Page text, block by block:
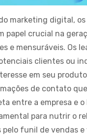
marketing digital,
papel crucial na
e mensuráveis. Os
clientes ou
em seu
de contato
entre a empresa e o
para nutrir o
pelo funil de vendas e